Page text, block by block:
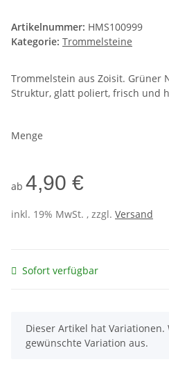
Artikelnummer: HMS100999
Kategorie: Trommelsteine
Trommelstein aus Zoisit. Grüner
Struktur, glatt poliert, frisch und
Menge
ab 4,90 €
inkl. 19% MwSt. , zzgl. Versand
Sofort verfügbar
x
Dieser Artikel hat Variationen.
gewünschte Variation aus.